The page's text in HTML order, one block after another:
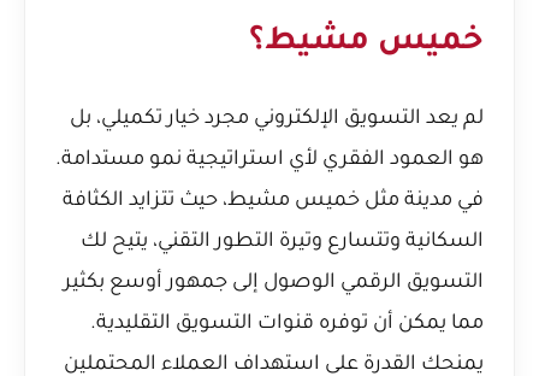
خميس مشيط؟
لم يعد التسويق الإلكتروني مجرد خيار تكميلي، بل
هو العمود الفقري لأي استراتيجية نمو مستدامة.
في مدينة مثل خميس مشيط، حيث تتزايد الكثافة
السكانية وتتسارع وتيرة التطور التقني، يتيح لك
التسويق الرقمي الوصول إلى جمهور أوسع بكثير
مما يمكن أن توفره قنوات التسويق التقليدية.
يمنحك القدرة على استهداف العملاء المحتملين